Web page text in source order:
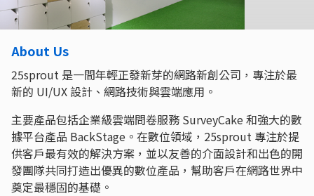
About Us
25sprout 是一間年輕正發新芽的網路新創公司，專注於最
新的 UI/UX 設計、網路技術與雲端應用。
主要產品包括企業級雲端問卷服務 SurveyCake 和強大的數
據平台產品 BackStage。在數位領域，25sprout 專注於提
供客戶最有效的解決方案，並以友善的介面設計和出色的開
發團隊共同打造出優異的數位產品，幫助客戶在網路世界中
奠定最穩固的基礎。